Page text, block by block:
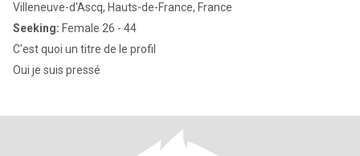
Villeneuve-d'Ascq, Hauts-de-France, France
Seeking: Female 26 - 44
C'est quoi un titre de le profil
Oui je suis pressé